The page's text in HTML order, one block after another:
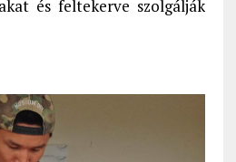
és feltekerve szolgálják